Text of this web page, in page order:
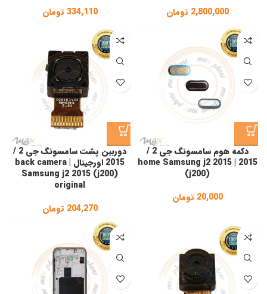
2,800,000 تومان
334,110 تومان
دکمه هوم سامسونگ جی 2 /
2015 | home Samsung j2 2015
(j200)
20,000 تومان
دوربین پشت سامسونگ جی 2 /
2015 اورجینال | back camera
Samsung j2 2015 (j200)
original
204,270 تومان